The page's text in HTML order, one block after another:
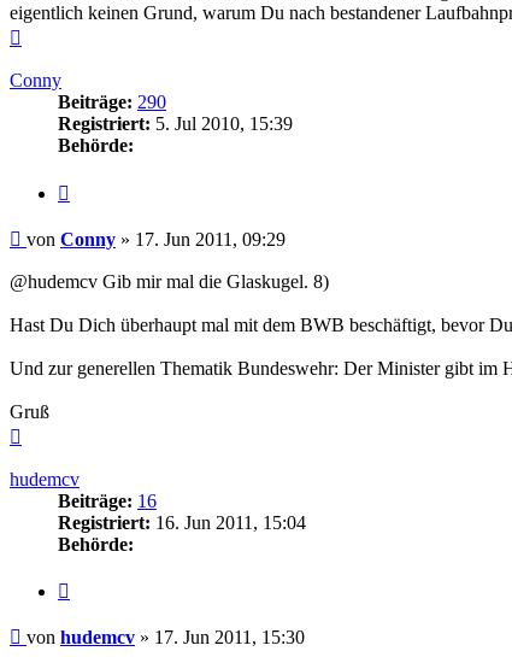
eigentlich keinen Grund, warum Du nach bestandener
Conny
Beiträge: 290
Registriert: 5. Jul 2010, 15:39
Behörde:
Beitrag
von Conny » 17. Jun 2011, 09:29
@hudemcv Gib mir mal die Glaskugel. 8)
Hast Du Dich überhaupt mal mit dem BWB beschäftigt, bevor
Und zur generellen Thematik Bundeswehr: Der Minister gibt im
Gruß
hudemcv
Beiträge: 16
Registriert: 16. Jun 2011, 15:04
Behörde:
Beitrag
von hudemcv » 17. Jun 2011, 15:30